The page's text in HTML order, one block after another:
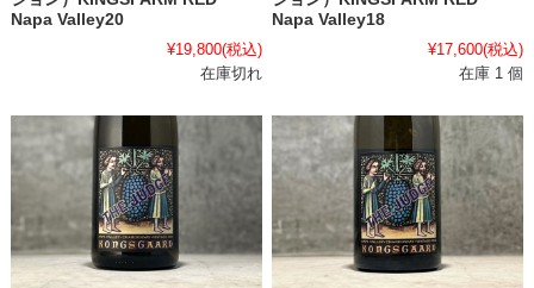
Napa Valley20
¥19,800(税込)
在庫切れ
Napa Valley18
¥17,600(税込)
在庫 1 個